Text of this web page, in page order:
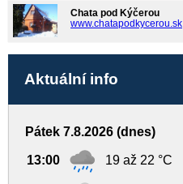
Chata pod Kýčerou
www.chatapodkycerou.sk
Aktuální info
Pátek 7.8.2026 (dnes)
13:00 19 až 22 °C